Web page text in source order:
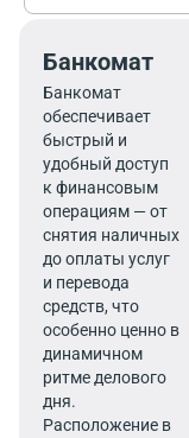
Банкомат
Банкомат
обеспечивает
быстрый и
удобный доступ
к финансовым
операциям — от
снятия наличных
до оплаты услуг
и перевода
средств, что
особенно ценно в
динамичном
ритме делового
дня.
Расположение в